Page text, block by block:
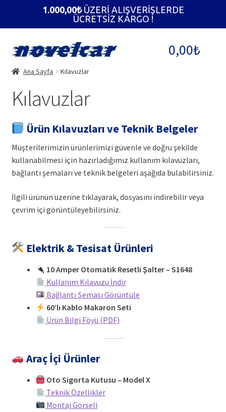
geç
geç
0,00₺
Ana Sayfa Kılavuzlar
Kılavuzlar
Ürün Kılavuzları ve Teknik Belgeler
Müşterilerimizin ürünlerimizi güvenle ve doğru şekilde
kullanabilmesi için hazırladığımız kullanım kılavuzları,
bağlantı şemaları ve teknik belgeleri aşağıda bulabilirsiniz.
İlgili ürünün üzerine tıklayarak, dosyasını indirebilir veya
çevrim içi görüntüleyebilirsiniz.
Elektrik & Tesisat Ürünleri
10 Amper Otomatik Resetli Şalter – S1648
Kullanım Kılavuzu İndir
Bağlantı Şeması Görüntüle
60’lı Kablo Makaron Seti
Ürün Bilgi Föyü (PDF)
Araç İçi Ürünler
Oto Sigorta Kutusu – Model X
Teknik Özellikler
Montaj Görseli
1.000,00₺ÜZERİ ALIŞVERİŞLERDE
ÜCRETSİZ KARGO !